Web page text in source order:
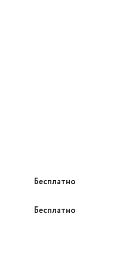
Бесплатно
Бесплатно